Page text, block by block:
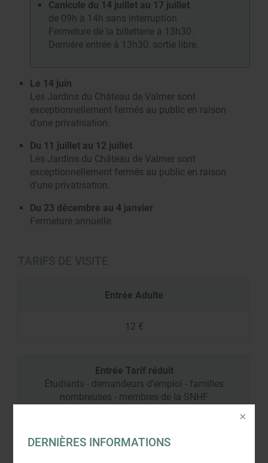
DERNIÈRES INFORMATIONS
Canicule du 14 juillet au 17 juillet
de 09h à 14h sans interruption
Fermeture de la billetterie à 13h30.
Dernière entrée à 13h30, sortie libre.
Le 14 juin
Les Jardins du Château de Valmer sont
exceptionnellement fermés au public en raison
d'une privatisation.
Du 11 juillet au 12 juillet
Les Jardins du Château de Valmer sont
exceptionnellement fermés au public en raison
d'une privatisation.
Du 23 décembre au 4 janvier
Fermeture annuelle.
Entrée Adulte
12 €
Entrée Tarif réduit
Étudiants - demandeurs d'emploi - familles
nombreuses - membres de la SNHF